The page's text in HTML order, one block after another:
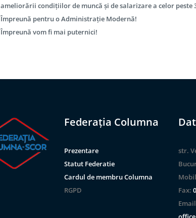
ameliorării condițiilor de muncă și de salarizare a celor peste
Împreună pentru o Administrație Modernă!
Împreună vom fi mai puternici!
Federația Columna
Prezentare
Statut Federatie
Cardul de membru Columna
RGPD
str.
Fax: